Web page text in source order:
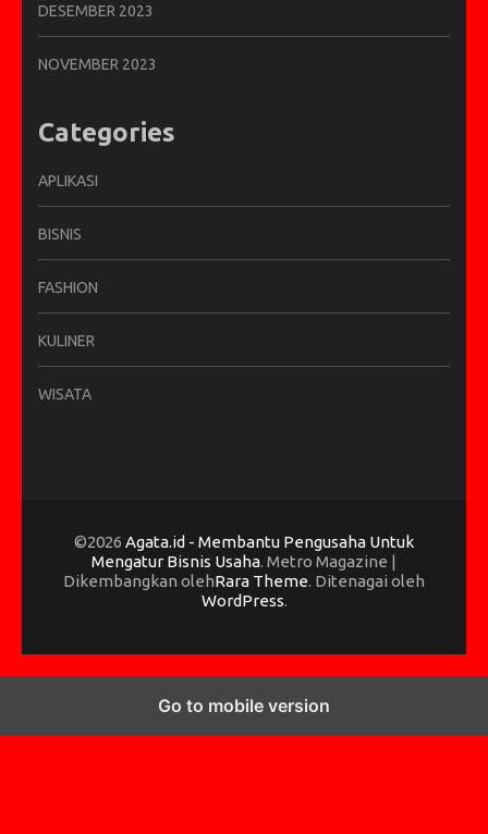
DESEMBER 2023
NOVEMBER 2023
Categories
APLIKASI
BISNIS
FASHION
KULINER
WISATA
©2026 Agata.id - Membantu Pengusaha Untuk
Mengatur Bisnis Usaha. Metro Magazine |
Dikembangkan olehRara Theme. Ditenagai oleh
WordPress.
Go to mobile version